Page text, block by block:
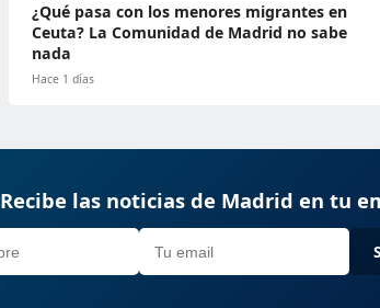
¿Qué pasa con los menores migrantes en
Ceuta? La Comunidad de Madrid no sabe
nada
Hace 1 días
Recibe las noticias de Madrid en tu